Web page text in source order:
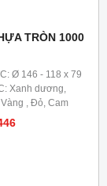
TRÒN 1000
Ø 146 - 118 x 79
Xanh dương,
, Đỏ, Cam